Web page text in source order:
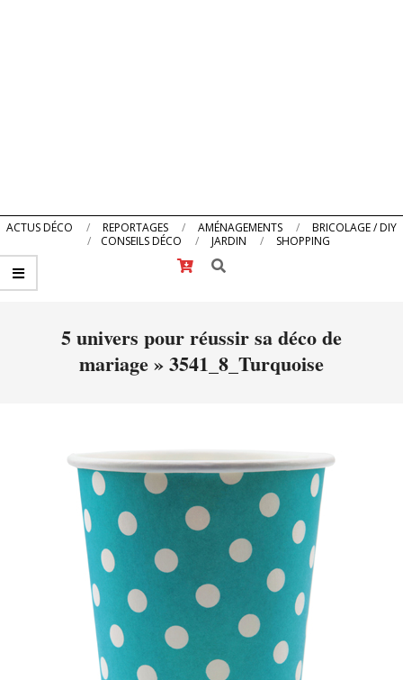
Primary
Menu
ACTUS DÉCO REPORTAGES AMÉNAGEMENTS
BRICOLAGE / DIY
CONSEILS DÉCO
JARDIN
SHOPPING
Search
5 univers pour réussir sa déco de
mariage »3541_8_Turquoise